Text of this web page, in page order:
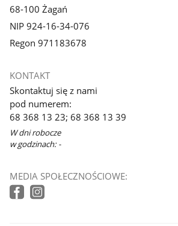
68-100 Żagań
NIP 924-16-34-076
Regon 971183678
KONTAKT
Skontaktuj się z nami
pod numerem:
68 368 13 23; 68 368 13 39
W dni robocze
w godzinach: -
MEDIA SPOŁECZNOŚCIOWE: